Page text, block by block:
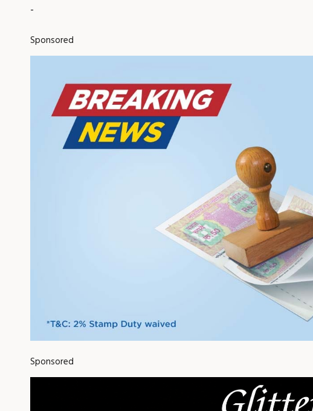
-
Sponsored
Sponsored